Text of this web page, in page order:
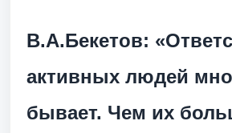
В.А.Бекетов:
активных людей
бывает. Чем их